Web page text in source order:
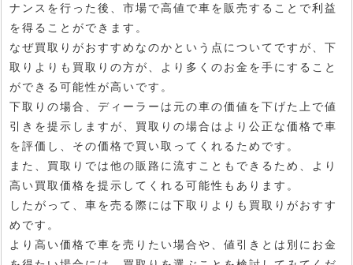
ナンスを行った後、市場で高値で車を販売することで利益
を得ることができます。
なぜ買取りがおすすめなのかという点についてですが、下
取りよりも買取りの方が、より多くのお金を手にすること
ができる可能性が高いです。
下取りの場合、ディーラーは元の車の価値を下げた上で値
引きを提示しますが、買取りの場合はより公正な価格で車
を評価し、その価格で買い取ってくれるためです。
また、買取りでは他の販路に流すこともできるため、より
高い買取価格を提示してくれる可能性もあります。
したがって、車を売る際には下取りよりも買取りがおすす
めです。
より高い価格で車を売りたい場合や、値引きとは別にお金